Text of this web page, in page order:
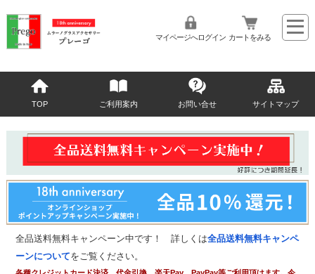
マイページへログイン カートをみる
TOP ご利用案内 お問い合せ サイトマップ
全品送料無料キャンペーン中です！ 詳しくは全品送料無料キャンペ
ーンについてをご覧ください。